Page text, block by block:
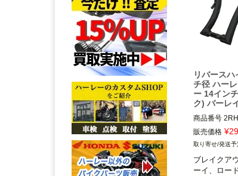
リバース
チ径 ハー
ー 14イン
ク) バーレ
商品番号
販売価格 ¥
ブレイクア
ーイ、ロー